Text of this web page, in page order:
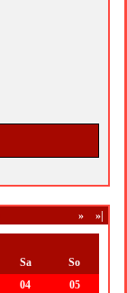
» »|
Sa
So
04
05